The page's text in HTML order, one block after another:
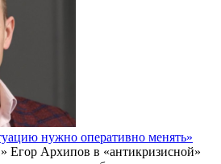
нужно оперативно менять»
Егор Архипов в «антикризисной»